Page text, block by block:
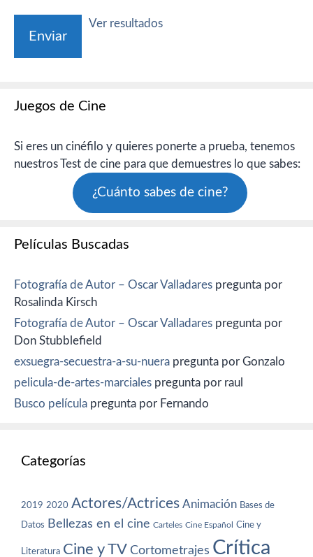
Ver resultados
Juegos de Cine
Si eres un cinéfilo y quieres ponerte a prueba, tenemos
nuestros Test de cine para que demuestres lo que sabes:
¿Cuánto sabes de cine?
Películas Buscadas
Fotografía de Autor – Oscar Valladares pregunta por
Rosalinda Kirsch
Fotografía de Autor – Oscar Valladares pregunta por
Don Stubblefield
exsuegra-secuestra-a-su-nuera pregunta por Gonzalo
pelicula-de-artes-marciales pregunta por raul
Busco película pregunta por Fernando
Categorías
2019 2020 Actores/Actrices Animación Bases de
Datos Bellezas en el cine Carteles Cine Español Cine y
Literatura Cine y TV Cortometrajes Crítica